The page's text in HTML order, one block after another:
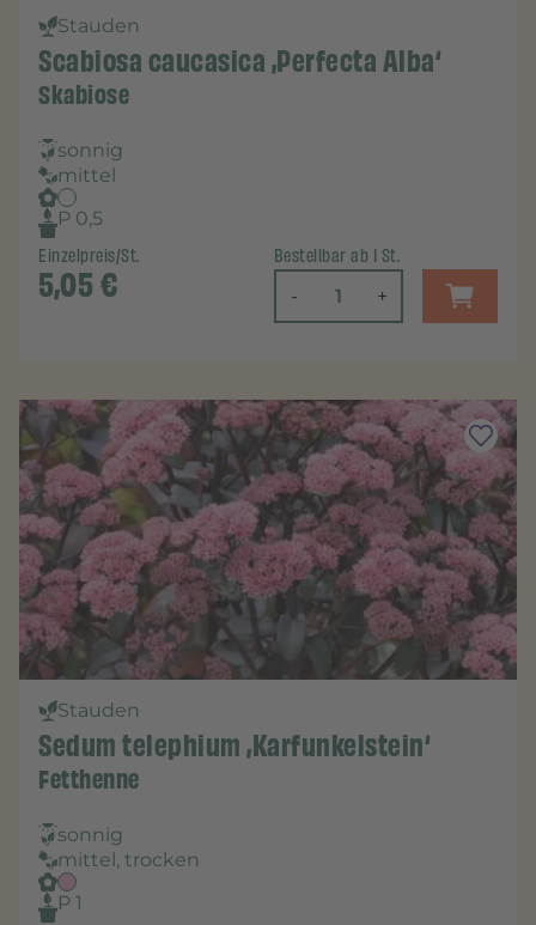
Stauden
Scabiosa caucasica ‚Perfecta Alba‘
Skabiose
sonnig
mittel
P 0,5
Einzelpreis/St.
5,05€
Bestellbar ab 1 St.
- +
Stauden
Sedum telephium ‚Karfunkelstein‘
Fetthenne
sonnig
mittel, trocken
P 1